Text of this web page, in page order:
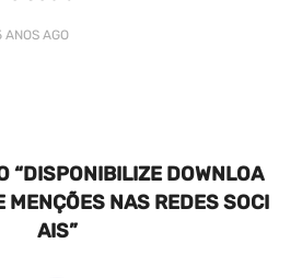
ANOS AGO
“DISPONIBILIZE DOWNLOA
MENÇÕES NAS REDES SOCI
AIS”